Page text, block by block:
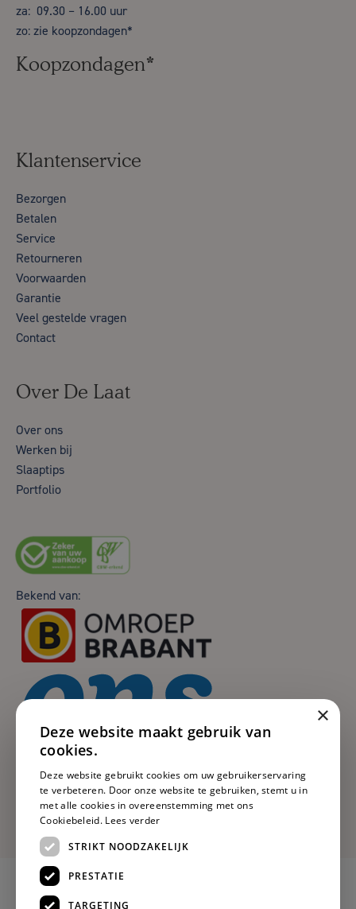
za: 09.30 – 16.00 uur
zo: zie koopzondagen*
Koopzondagen*
Klantenservice
Bezorgen
Betalen
Service
Retourneren
Voorwaarden
Garantie
Veel gestelde vragen
Contact
Over De Laat
Over ons
Werken bij
Slaaptips
Portfolio
Bekend van:
×
Deze website maakt gebruik van
cookies.
Deze website gebruikt cookies om uw gebruikerservaring
te verbeteren. Door onze website te gebruiken, stemt u in
met alle cookies in overeenstemming met ons
Cookiebeleid. Lees verder
STRIKT NOODZAKELIJK
PRESTATIE
TARGETING